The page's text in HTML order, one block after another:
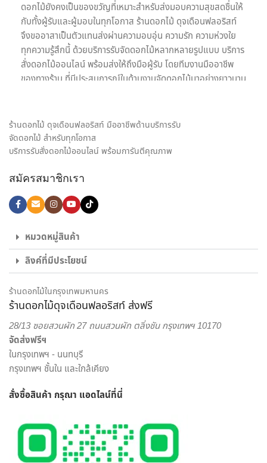
ดอกไม้ยังคงเป็นของขวัญที่เหมาะสำหรับส่งมอบความสุขสดชื่นให้
กับทั้งผู้รับและผู้มอบในทุกโอกาส ร้านดอกไม้ ดุจเดือนฟลอริสท์
จึงขออาสาเป็นตัวแทนส่งผ่านความอบอุ่น ความรัก ความห่วงใย
ทุกความรู้สึกนี้ ด้วยบริการรับจัดดอกไม้หลากหลายรูปแบบ บริการ
สั่งดอกไม้ออนไลน์ พร้อมส่งให้ถึงมือผู้รับ โดยทีมงานมืออาชีพ
ของทางร้าน ที่มีประสบการณ์ในด้านงานจัดดอกไม้มาอย่างยาวนาน
เรา คือ การเป็นสื่อกลางของทุกความรู้สึก พร้อมสร้างความประทับ
ใจให้กับทั้งผู้รับและผู้มอบดอกไม้ เราจึงมุ่งมั่นใส่ใจทุกรายละเอียด
ในงานจัดดอกไม้ ให้ได้ผลงานออกมาตรงตามความต้องการของ
ช่อดอกไม้รับปริญญา ช่อดอกไม้อวยพรวันเกิด, กระเช้าดอกไม้
แสดงความยินดี และดอกไม้ของขวัญอีกหลายรูปแบบ ก็มั่นใจ
เลือก สั่งดอกไม้ออนไลน์ กับ ร้านดอกไม้ ของเราได้เลย
ไม่ใช่แค่เพียงความความพิถีพิถันในงานรับจัดดอกไม้ เพื่อให้ทุกผล
งานออกมาสวยงามเท่านั้น แต่เรายังใส่ใจในด้านบริการส่งดอกไม้
และส่งของขวัญอีกด้วย พนักงานส่งสินค้าของจากร้านของเรา
เป็นผู้ที่มีความเชี่ยวชาญด้านดอกไม้เป็นพิเศษ สามารถดูแลรักษา
สินค้าให้ถึงมือผู้รับได้อย่างสมบูรณ์ที่สุด เพราะเรา คือ ร้านดอกไม้
ออนไลน์ ที่เน้นให้บริการเพื่อตอบโจทย์ไลฟ์สไตล์ของคนยุคใหม่
สะดวกสบาย ครบครัน ครอบคลุมในแห่งเดียว
เราพร้อมรังสรรค์สินค้าตามความต้องการของคุณ โดยลูกค้า
สามารถเลือกสั่งดอกไม้และรูปแบบการจัดดอกไม้ได้อย่างเต็มที่
ทีมงานจาก ร้านดอกไม้ออนไลน์ ดุจเดือน ฟลอริสท์ ยินดีให้คำ
ปรึกษาแนะนำเรื่องการส่งของขวัญ ประเภทดอกไม้ เพื่อสร้างความ
ประทับใจให้กับผู้รับมากที่สุด ไม่ว่าจะเป็นโอกาสพิเศษ งานเทศกาล
ประสบการณ์ ต้องเลือกสั่งดอกไม้ออนไลน์ กับ “ดุจเดือน
ฟลอริสท์” เท่านั้น เราไม่ทำให้คุณผิดหวังแน่นอน
ร้านดอกไม้ ดุจเดือนฟลอริสท์ มืออาชีพด้านบริการรับ
จัดดอกไม้ สำหรับทุกโอกาส
บริการรับสั่งดอกไม้ออนไลน์ พร้อมการันตีคุณภาพ
สมัครสมาชิกเรา
หมวดหมู่สินค้า
ลิงค์ที่มีประโยชน์
ร้านดอกไม้ในกรุงเทพมหานคร
ร้านดอกไม้ดุจเดือนฟลอริสท์ ส่งฟรี
28/13 ซอยสวนผัก 27 ถนนสวนผัก ตลิ่งชัน กรุงเทพฯ 10170
จัดส่งฟรีฯ
ในกรุงเทพฯ - นนทบุรี
กรุงเทพฯ ชั้นใน และใกล้เคียง
สั่งซื้อสินค้า กรุณา แอดไลน์ที่นี่